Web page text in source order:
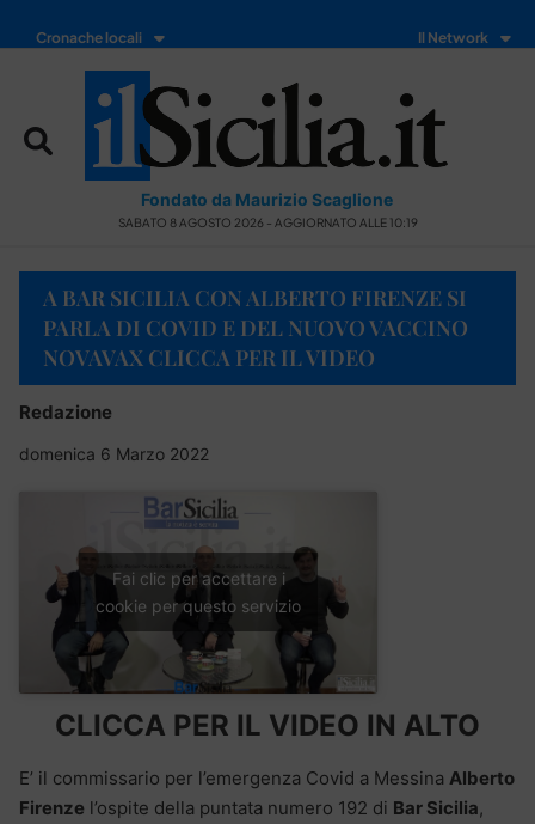
Cronache locali Il Network
Fondato da Maurizio Scaglione
SABATO 8 AGOSTO 2026 - AGGIORNATO ALLE 10:19
A BAR SICILIA CON ALBERTO FIRENZE SI
PARLA DI COVID E DEL NUOVO VACCINO
NOVAVAX CLICCA PER IL VIDEO
Redazione
domenica 6 Marzo 2022
Fai clic per accettare i
cookie per questo servizio
CLICCA PER IL VIDEO IN ALTO
E’ il commissario per l’emergenza Covid a Messina Alberto
Firenze l’ospite della puntata numero 192 di Bar Sicilia,